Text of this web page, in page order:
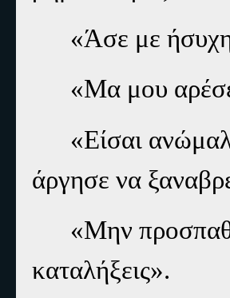
«Άσε με
«Μα μου
«Είσαι
άργησε να
«Μην
καταλήξεις».